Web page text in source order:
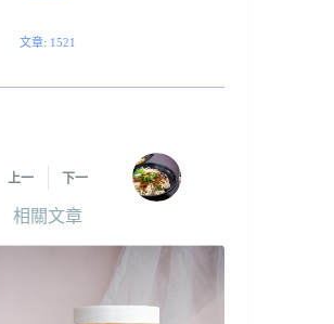
文章: 1521
上一 下一
相關文章